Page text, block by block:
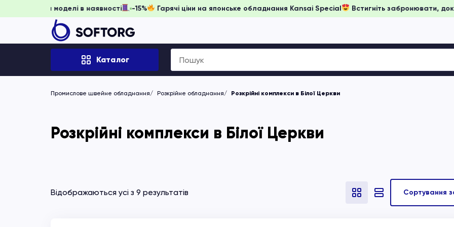
забронювати, доки моделі в наявності -15% Гарячі ціни на японське обладнання Kansai Special Встигніть
Каталог
Search
for:
Промислове швейне обладнання Розкрійне обладнання Розкрійні комплекси в Білої Церкви
Розкрійні комплекси в Білої Церкви
Відображаються усі з 9 результатів